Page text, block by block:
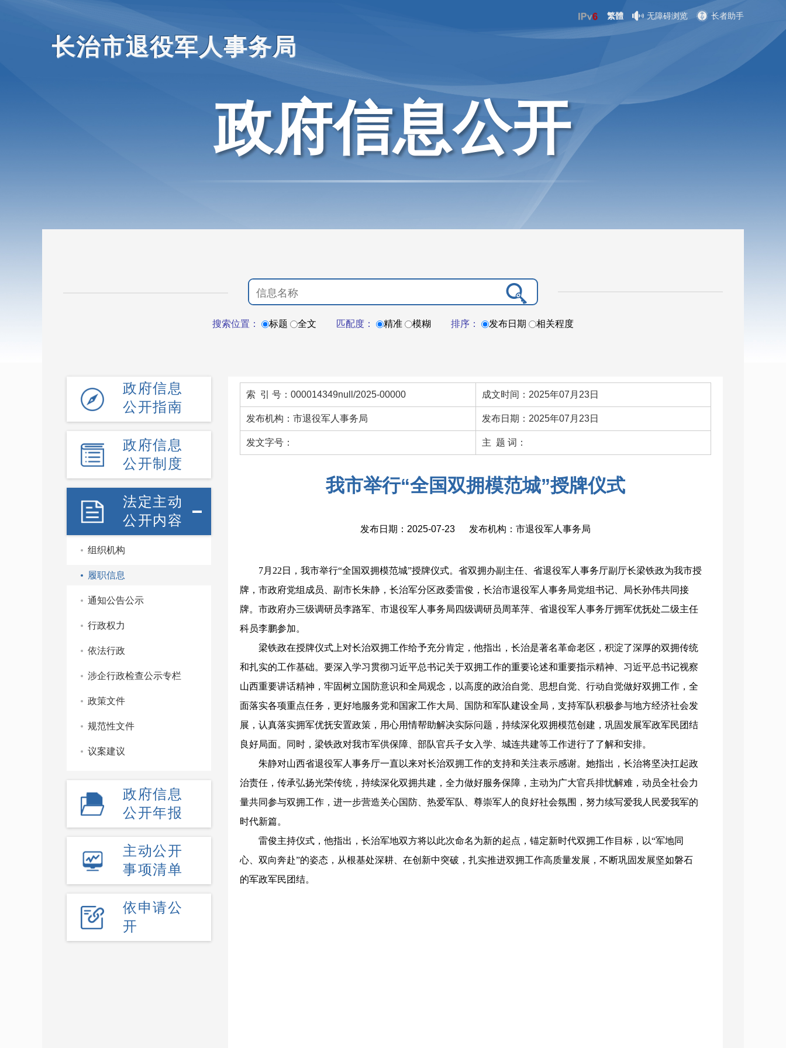
长治市退役军人事务局
繁體 无障碍浏览 长者助手
政府信息公开
搜索位置： 标题 全文 匹配度： 精准 模糊 排序： 发布日期 相关程度
政府信息
公开指南
政府信息
公开制度
法定主动
公开内容
组织机构
履职信息
通知公告公示
行政权力
依法行政
涉企行政检查公示专栏
政策文件
规范性文件
议案建议
政府信息
公开年报
主动公开
事项清单
依申请公
开
索 引 号：000014349null/2025-00000 成文时间：2025年07月23日
发布机构：市退役军人事务局 发布日期：2025年07月23日
发文字号： 主 题 词：
我市举行“全国双拥模范城”授牌仪式
发布日期：2025-07-23 发布机构：市退役军人事务局
7月22日，我市举行“全国双拥模范城”授牌仪式。省双拥办副主任、省退役军人事务厅副厅长梁铁政为我市授
牌，市政府党组成员、副市长朱静，长治军分区政委雷俊，长治市退役军人事务局党组书记、局长孙伟共同接
牌。市政府办三级调研员李路军、市退役军人事务局四级调研员周革萍、省退役军人事务厅拥军优抚处二级主任
科员李鹏参加。
梁铁政在授牌仪式上对长治双拥工作给予充分肯定， 他指出，长治是著名革命老区，积淀了深厚的双拥传统
和扎实的工作基础。要深入学习贯彻习近平总书记关于双拥工作的重要论述和重要指示精神、习近平总书记视察
山西重要讲话精神，牢固树立国防意识和全局观念，以高度的政治自觉、思想自觉、行动自觉做好双拥工作，全
面落实各项重点任务，更好地服务党和国家工作大局、国防和军队建设全局，支持军队积极参与地方经济社会发
展，认真落实拥军优抚安置政策，用心用情帮助解决实际问题，持续深化双拥模范创建，巩固发展军政军民团结
良好局面。同时， 梁铁政对我市军供保障、部队官兵子女入学、城连共建等工作进行了了解和安排。
朱静对山西省退役军人事务厅一直以来对长治双拥工作的支持和关注表示感谢。她指出，长治将坚决扛起政
治责任，传承弘扬光荣传统，持续深化双拥共建，全力做好服务保障，主动为广大官兵排忧解难，动员全社会力
量共同参与双拥工作，进一步营造关心国防、热爱军队、尊崇军人的良好社会氛围，努力续写爱我人民爱我军的
时代新篇。
雷俊主持仪式，他指出，长治军地双方将以此次命名为新的起点，锚定新时代双拥工作目标，以“军地同
心、双向奔赴”的姿态，从根基处深耕、在创新中突破，扎实推进双拥工作高质量发展，不断巩固发展坚如磐石
的军政军民团结。